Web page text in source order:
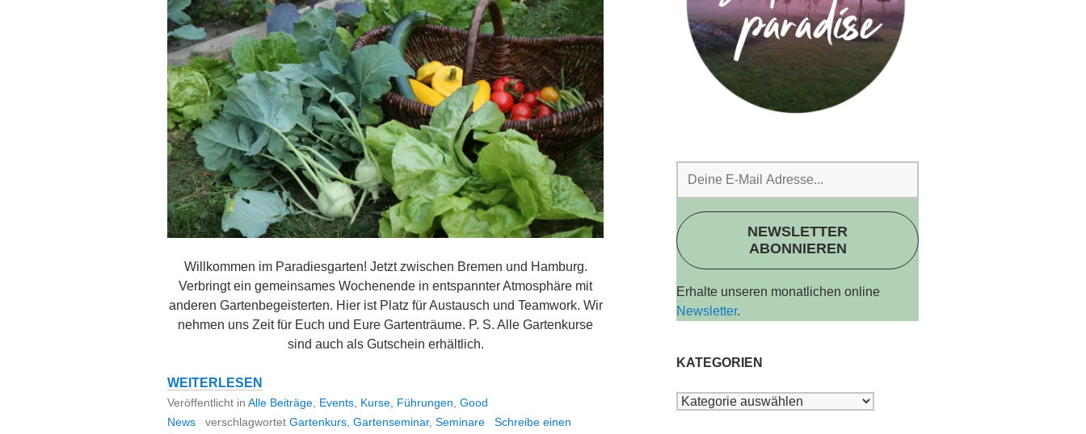
Willkommen im Paradiesgarten! Jetzt zwischen Bremen und Hamburg.
Verbringt ein gemeinsames Wochenende in entspannter Atmosphäre mit
anderen Gartenbegeisterten. Hier ist Platz für Austausch und Teamwork. Wir
nehmen uns Zeit für Euch und Eure Gartenträume. P. S. Alle Gartenkurse
sind auch als Gutschein erhältlich.
GARTENSEMINARE
WEITERLESEN
Veröffentlicht in Alle Beiträge Events, Kurse, Führungen Good
News
verschlagwortet Gartenkurs Gartenseminar, Seminare
Schreibe einen
NEWSLETTER
ABONNIEREN
Erhalte unseren monatlichen online
Newsletter.
KATEGORIEN
Kategorien